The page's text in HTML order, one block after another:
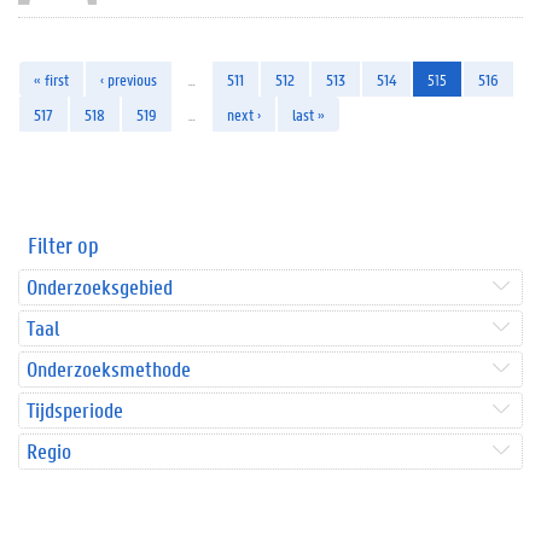
« first ‹ previous 511 512 513 514 515
516
517
518 519 next › last »
Filter op
Onderzoeksgebied
Taal
Onderzoeksmethode
Tijdsperiode
Regio